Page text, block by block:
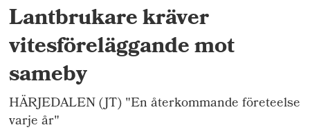
Lantbrukare kräver
vitesföreläggande mot
sameby
HÄRJEDALEN (JT) "En återkommande företeelse
varje år"